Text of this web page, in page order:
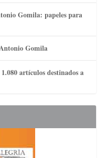
Gomila: papeles para
Gomila
artículos destinados a